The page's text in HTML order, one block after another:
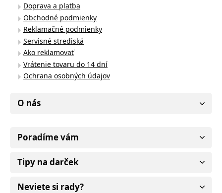
Doprava a platba
Obchodné podmienky
Reklamačné podmienky
Servisné strediská
Ako reklamovať
Vrátenie tovaru do 14 dní
Ochrana osobných údajov
O nás
Poradíme vám
Tipy na darček
Neviete si rady?